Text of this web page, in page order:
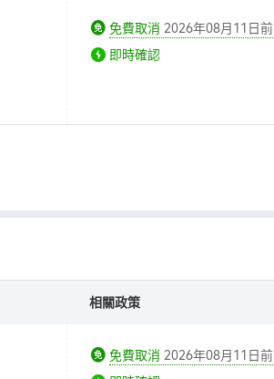
免費取消 2026年08月11日前
即時確認
相關政策
免費取消 2026年08月11日前